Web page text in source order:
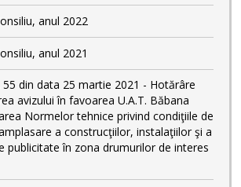
anul 2022
anul 2021
din data 25 martie 2021 - Hotărâre
avizului în favoarea U.A.T. Băbana
Normelor tehnice privind condiţiile de
a construcţiilor, instalaţiilor şi a
publicitate în zona drumurilor de interes